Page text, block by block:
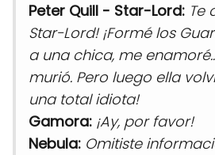
Peter Quill - Star-Lord: Te
Star-Lord! ¡Formé los
a una chica, me
murió. Pero luego ella
una total idiota!
Gamora: ¡Ay, por favor!
Nebula: Omitiste